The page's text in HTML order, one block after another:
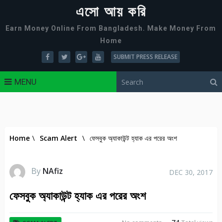
এসো আয় করি
Earn Money Online From Bangladesh. Make Money From
Home
SUBMIT PRESS RELEASE
MENU
Home \ Scam Alert \ ফেসবুক অ্যাকাউন্ট হ্যাক এর পরের অংশ
By NAfiz DEC 30, 2017
ফেসবুক অ্যাকাউন্ট হ্যাক এর পরের অংশ